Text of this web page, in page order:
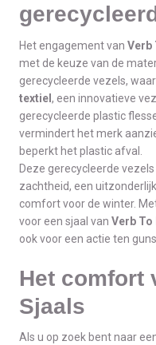
Het engagement van Verb
met de keuze van de
gerecycleerde vezels,
textiel , een innovatieve
gerecycleerde plastic
vermindert het merk
beperkt het plastic afval.
Deze gerecycleerde
zachtheid, een
comfort voor de winter.
voor een sjaal van Verb To
ook voor een actie ten
Het comfort
Sjaals
Als u op zoek bent naar